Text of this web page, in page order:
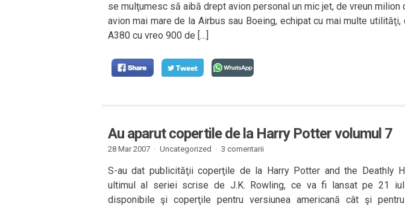
se mulţumesc să aibă drept avion personal un mic jet, de vreun milion
avion mai mare de la Airbus sau Boeing, echipat cu mai multe utilităţi,
A380 cu vreo 900 de […]
Au aparut copertile de la Harry Potter volumul 7
28 Mar 2007 · Uncategorized · 3 comentarii
S-au dat publicităţii coperţile de la Harry Potter and the Deathly
ultimul al seriei scrise de J.K. Rowling, ce va fi lansat pe 21
disponibile şi coperţile pentru versiunea americană cât şi